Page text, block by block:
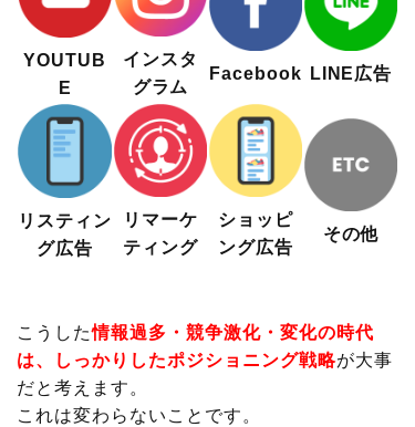
YOUTUB
E
インスタ
グラム
Facebook LINE広告
リスティン
グ広告
リマーケ
ティング
ショッピ
ング広告
その他
こうした情報過多・競争激化・ 変化の時代
は、しっかりしたポジショニング戦略が大事
だと考えます。
これは変わらないことです。